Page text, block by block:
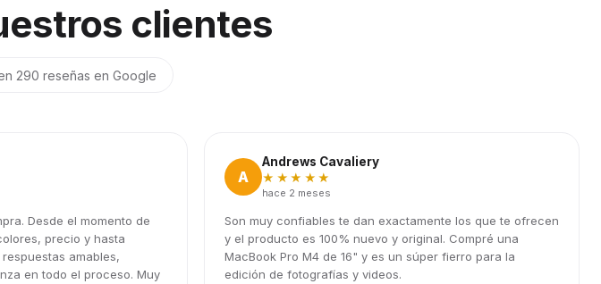
clientes
290 reseñas en Google
Desde el momento de
precio y hasta
amables,
en todo el proceso. Muy
A
Andrews Cavaliery
★★★★★
hace 2 meses
Son muy confiables te dan exactamente los que te ofrecen
y el producto es 100% nuevo y original. Compré una
MacBook Pro M4 de 16" y es un súper fierro para la
edición de fotografías y videos.